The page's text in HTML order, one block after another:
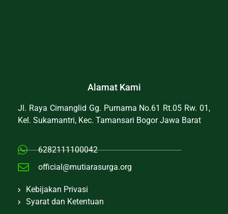
Alamat Kami
Jl. Raya Cimanglid Gg. Purnama No.61 Rt.05 Rw. 01,
Kel. Sukamantri, Kec. Tamansari Bogor Jawa Barat
6282111100042
official@mutiarasurga.org
Kebijakan Privasi
Syarat dan Ketentuan